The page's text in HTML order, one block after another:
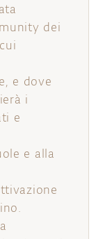
dei
e dove
i
e
e alla